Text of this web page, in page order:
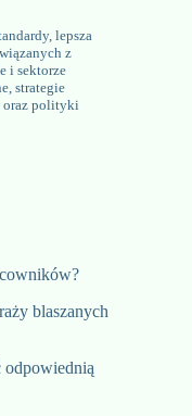
lepsza
z
i sektorze
strategie
oraz polityki
blaszanych
odpowiednią